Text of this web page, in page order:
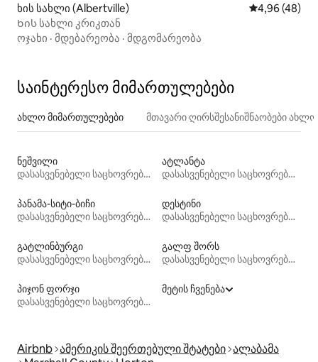
ხის სახლი (Albertville) საშუალო
4,96 (48)
Ხის სახლი კრიკთან
ოჯახი · მდებარეობა · მდგომარეობა
საინტერესო მიმართულებები
ახლო მიმართულებები მთავარი ღირსშესანიშნაობები
ნეშვილი
დასასვენებელი საცხოვრებლები
ატლანტა
დასასვენებელი საცხოვრებლები
პანამა-სიტი-ბიჩი
დასასვენებელი საცხოვრებლები
დესტინი
დასასვენებელი საცხოვრებლები
გატლინბურგი
დასასვენებელი საცხოვრებლები
გალფ შორს
დასასვენებელი საცხოვრებლები
პიჯონ ფორჯი
დასასვენებელი საცხოვრებლები
მეტის ჩვენება
Airbnb ამერიკის შეერთებული შტატები ალაბამა